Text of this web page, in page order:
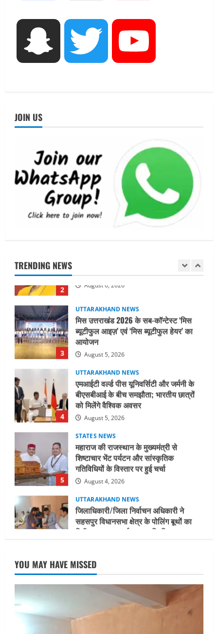
Snapchat Twitter
JOIN US
TRENDING NEWS
August 5, 2026
UTTARAKHAND NEWS
एमआईटी वर्ल्ड पीस यूनिवर्सिटी और जर्मनी के
बीएसबीआई के बीच समझौता; भारतीय छात्रों
गतिविधियों के विस्तार पर हुई चर्चा
1
UTTARAKHAND NEWS
जिलाधिकारी/जिला निर्वाचन अधिकारी ने
सहसपुर विधानसभा क्षेत्र के पोलिंग बूथों का
निरीक्षण कर एसआईआर आपत्ति निस्तारण
शिविर की व्यवस्थाओं का लिया जायजा
August 6, 2026
2
3
UTTARAKHAND NEWS
ब्यूटीफुल आइज़’ एवं ‘मिस ब्यूटीफुल हेयर’ का
आयोजन
August 5, 2026
4
UTTARAKHAND NEWS
बीएसबीआई के बीच समझौता; भारतीय छात्रों
को मिलेंगे वैश्विक अवसर
August 5, 2026
5
STATES NEWS
शिष्टाचार भेंट पर्यटन और सांस्कृतिक
गतिविधियों के विस्तार पर हुई चर्चा
August 4, 2026
1
UTTARAKHAND NEWS
सहसपुर विधानसभा क्षेत्र के पोलिंग बूथों का
निरीक्षण कर एसआईआर आपत्ति निस्तारण
शिविर की व्यवस्थाओं का लिया जायजा
2
तीलू रौतेली पुरस्कार के लिए 13 वीरांगनाओं का
चयन : रेखा आर्या
August 6, 2026
UTTARAKHAND NEWS
मिस उत्तराखंड 2026 के सब-कॉन्टेस्ट ‘मिस
YOU MAY HAVE MISSED